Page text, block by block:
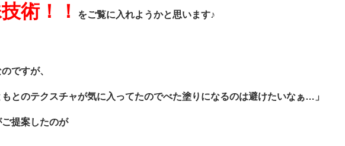
術！！ をご覧に入れようかと思います♪
ですが、
もとのテクスチャが気に入ってたのでべた塗りになるのは避けたいなぁ…」
提案したのが